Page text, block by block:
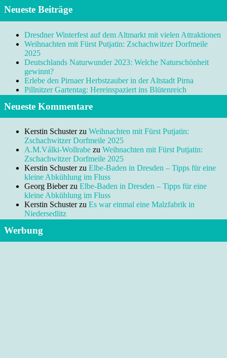
Neueste Beiträge
Dresdner Winterfest auf dem Altmarkt mit vielen Attraktionen
Weihnachten mit Fürst Putjatin: Zschachwitzer Dorfmeile
2025
Deutschlands Naturwunder 2023: Welche Naturschönheit
gewinnt?
Erlebe den Pirnaer Herbstzauber in der Altstadt Pirna
Pillnitzer Gartentag: Hereinspaziert ins Blütenreich
Neueste Kommentare
Kerstin Schusterzu Weihnachten mit Fürst Putjatin:
Zschachwitzer Dorfmeile 2025
A.M.Válki-Wollrabe zu Weihnachten mit Fürst Putjatin:
Zschachwitzer Dorfmeile 2025
Kerstin Schusterzu Elbe-Baden in Dresden – Tipps für eine
kleine Abkühlung im Fluss
Georg Bieberzu Elbe-Baden in Dresden – Tipps für eine
kleine Abkühlung im Fluss
Kerstin Schusterzu Es war einmal eine Malzfabrik in
Niedersedlitz
Werbung